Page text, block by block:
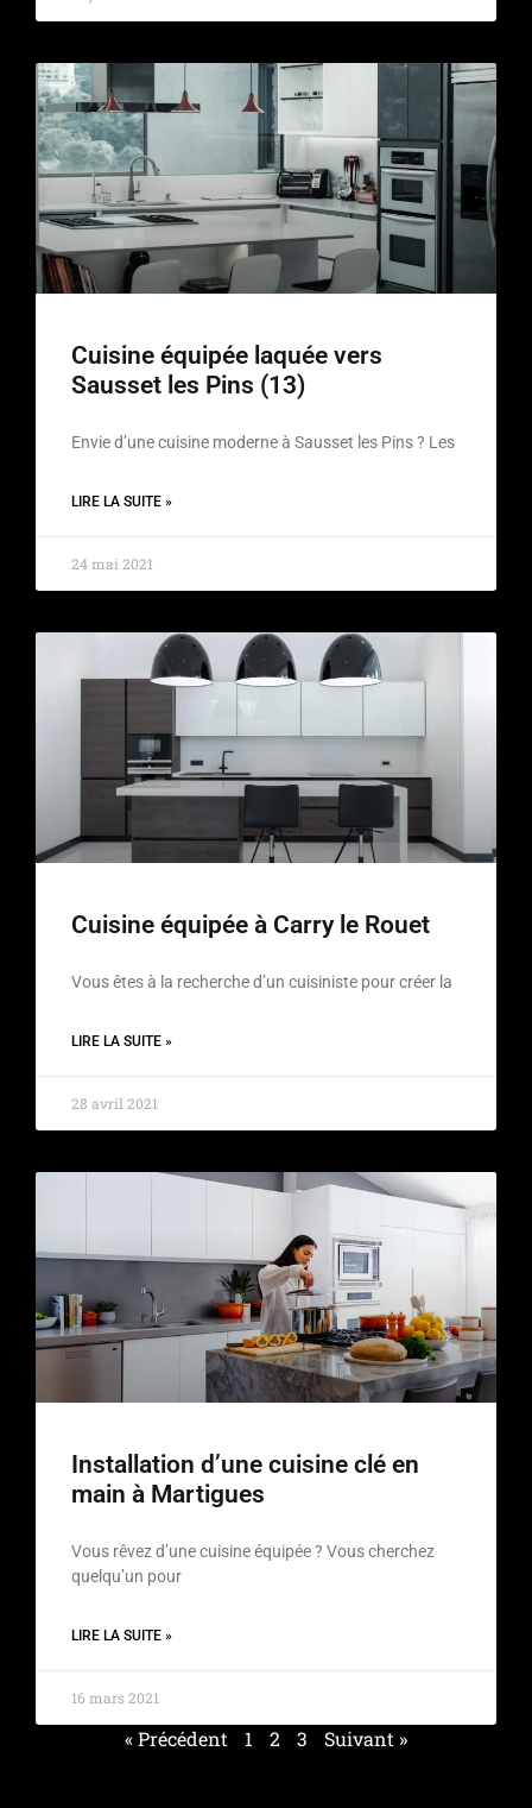
Cuisine équipée laquée vers
Sausset les Pins (13)
Envie d’une cuisine moderne à Sausset les Pins ? Les
LIRE LA SUITE »
24 mai 2021
Cuisine équipée à Carry le Rouet
Vous êtes à la recherche d’un cuisiniste pour créer la
LIRE LA SUITE »
28 avril 2021
Installation d’une cuisine clé en
main à Martigues
Vous rêvez d’une cuisine équipée ? Vous cherchez
quelqu’un pour
LIRE LA SUITE »
16 mars 2021
« Précédent 1 2 3 Suivant »